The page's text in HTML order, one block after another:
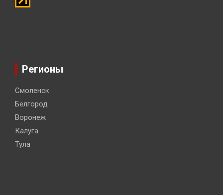
Регионы
Смоленск
Белгород
Воронеж
Калуга
Тула